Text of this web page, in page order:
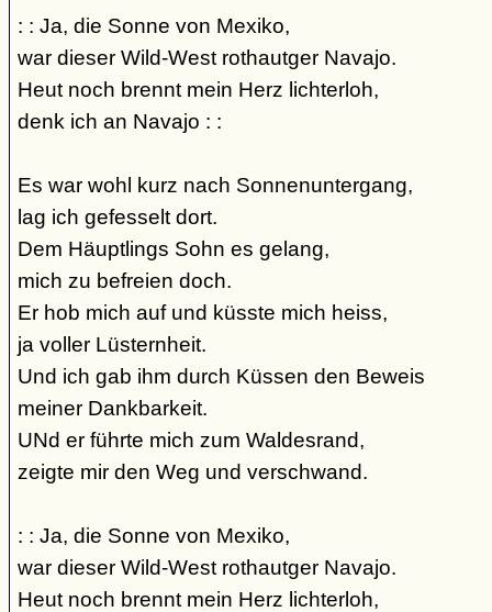
: : Ja, die Sonne von Mexiko,
war dieser Wild-West rothautger Navajo.
Heut noch brennt mein Herz lichterloh,
denk ich an Navajo : :
Es war wohl kurz nach Sonnenuntergang,
lag ich gefesselt dort.
Dem Häuptlings Sohn es gelang,
mich zu befreien doch.
Er hob mich auf und küsste mich heiss,
ja voller Lüsternheit.
Und ich gab ihm durch Küssen den Beweis
meiner Dankbarkeit.
UNd er führte mich zum Waldesrand,
zeigte mir den Weg und verschwand.
: : Ja, die Sonne von Mexiko,
war dieser Wild-West rothautger Navajo.
Heut noch brennt mein Herz lichterloh,